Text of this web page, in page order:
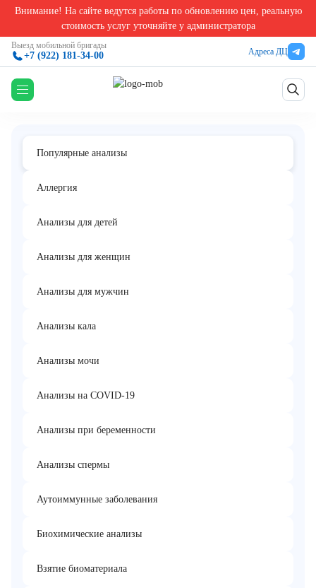
Внимание! На сайте ведутся работы по обновлению цен, реальную
стоимость услуг уточняйте у администратора
Выезд мобильной бригады
+7 (922) 181-34-00 Адреса ДЦ
50 самых популярных анализов Клинический анализ крови (c
Клинический анализ крови (c
лейкоцитарной формулой)
Популярные анализы
Аллергия
Анализы для детей
Анализы для женщин
Анализы для мужчин
Анализы кала
Анализы мочи
Анализы на COVID-19
Анализы при беременности
Анализы спермы
Аутоиммунные заболевания
Биохимические анализы
Взятие биоматериала